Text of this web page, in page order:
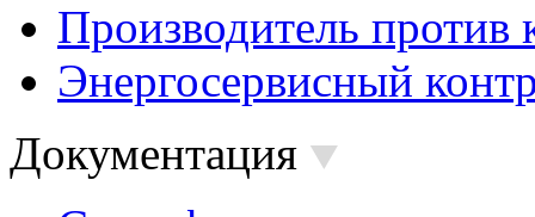
Производитель против
Энергосервисный
Документация